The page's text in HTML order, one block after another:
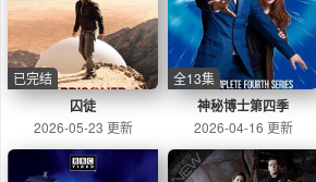
囚徒
已完结
2026-05-23 更新
神秘博士第四季
全13集
2026-04-16 更新